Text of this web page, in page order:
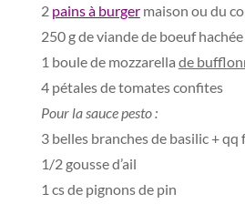
2 pains à burgermaison ou du
250 g de viande de boeuf hachée
1 boule de mozzarella de
4 pétales de tomates confites
Pour la sauce pesto :
3 belles branches de basilic + qq
1/2 gousse d’ail
1 cs de pignons de pin